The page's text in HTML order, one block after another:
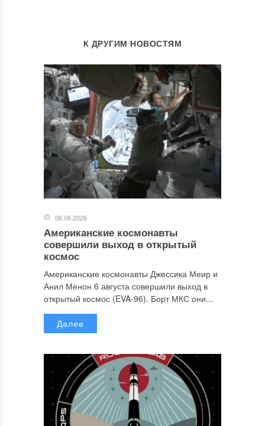
К ДРУГИМ НОВОСТЯМ
06.08.2026
Американские космонавты
совершили выход в открытый
космос
Американские космонавты Джессика Меир и
Анил Менон 6 августа совершили выход в
открытый космос (EVA-96). Борт МКС они...
Далее